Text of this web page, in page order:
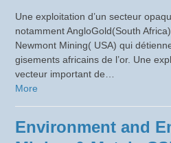
Une exploitation d’un secteur
notamment AngloGold(South
Newmont Mining( USA) qui
gisements africains de l’or. Une
vecteur important de…
More
Environment and